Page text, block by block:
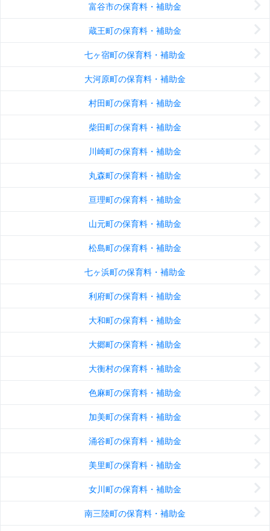
富谷市の保育料・補助金
蔵王町の保育料・補助金
七ヶ宿町の保育料・補助金
大河原町の保育料・補助金
村田町の保育料・補助金
柴田町の保育料・補助金
川崎町の保育料・補助金
丸森町の保育料・補助金
亘理町の保育料・補助金
山元町の保育料・補助金
松島町の保育料・補助金
七ヶ浜町の保育料・補助金
利府町の保育料・補助金
大和町の保育料・補助金
大郷町の保育料・補助金
大衡村の保育料・補助金
色麻町の保育料・補助金
加美町の保育料・補助金
涌谷町の保育料・補助金
美里町の保育料・補助金
女川町の保育料・補助金
南三陸町の保育料・補助金